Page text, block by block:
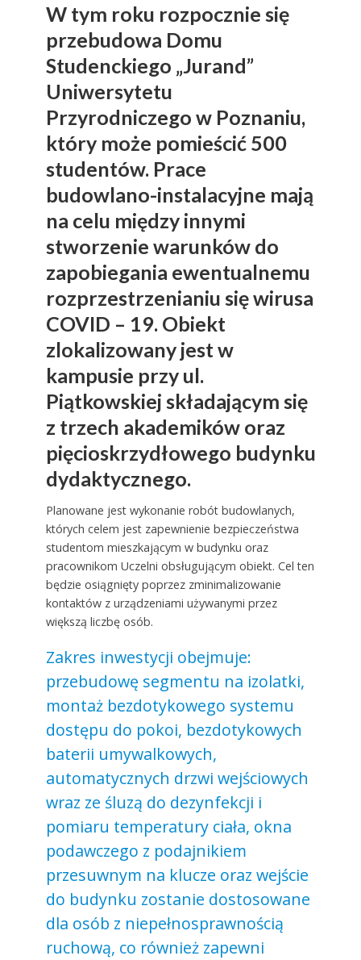
W tym roku rozpocznie się
przebudowa Domu
Studenckiego „Jurand”
Uniwersytetu
Przyrodniczego w Poznaniu,
który może pomieścić 500
studentów. Prace
budowlano-instalacyjne mają
na celu między innymi
stworzenie warunków do
zapobiegania ewentualnemu
rozprzestrzenianiu się wirusa
COVID – 19. Obiekt
zlokalizowany jest w
kampusie przy ul.
Piątkowskiej składającym się
z trzech akademików oraz
pięcioskrzydłowego budynku
dydaktycznego.
Planowane jest wykonanie robót budowlanych,
których celem jest zapewnienie bezpieczeństwa
studentom mieszkającym w budynku oraz
pracownikom Uczelni obsługującym obiekt. Cel ten
będzie osiągnięty poprzez zminimalizowanie
kontaktów z urządzeniami używanymi przez
większą liczbę osób.
Zakres inwestycji obejmuje:
przebudowę segmentu na izolatki,
montaż bezdotykowego systemu
dostępu do pokoi, bezdotykowych
baterii umywalkowych,
automatycznych drzwi wejściowych
wraz ze śluzą do dezynfekcji i
pomiaru temperatury ciała, okna
podawczego z podajnikiem
przesuwnym na klucze oraz wejście
do budynku zostanie dostosowane
dla osób z niepełnosprawnością
ruchową, co również zapewni